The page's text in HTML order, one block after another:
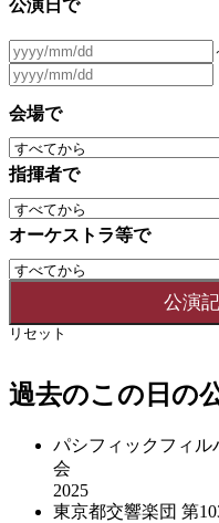
公演日で
会場で
指揮者で
オーケストラ等で
リセット
過去のこの日の
パシフィックフィル
会
2025
東京都交響楽団 第